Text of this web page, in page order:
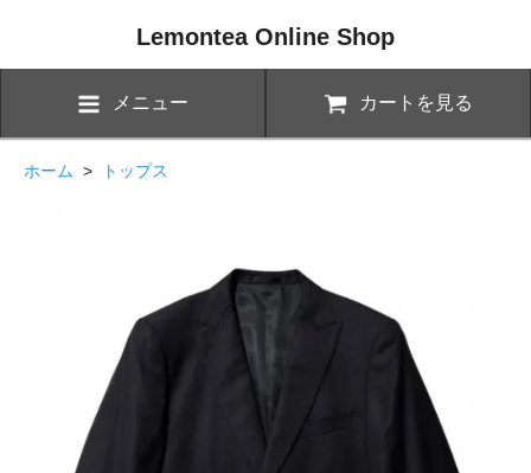
Lemontea Online Shop
メニュー カートを見る
ホーム > トップス